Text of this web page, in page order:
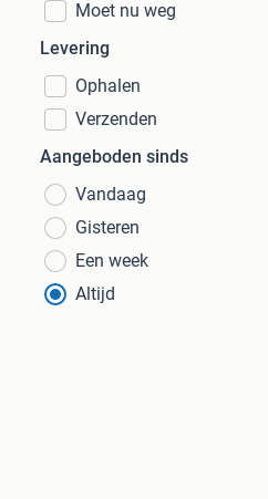
Moet nu weg
Levering
Ophalen
Verzenden
Aangeboden sinds
Vandaag
Gisteren
Een week
Altijd